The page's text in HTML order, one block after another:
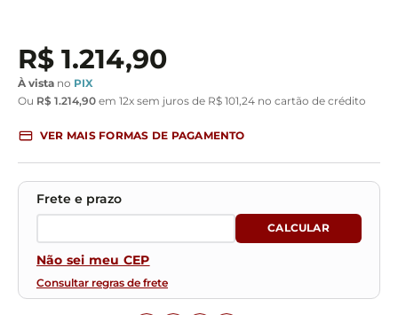
R$ 1.214,90
À vista no PIX
Ou R$ 1.214,90 em 12x sem juros de R$ 101 24 no cartão de crédito
VER MAIS FORMAS DE PAGAMENTO
Não sei meu CEP
Consultar regras de frete